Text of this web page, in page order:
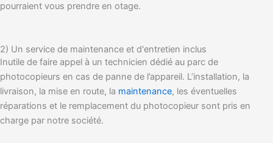
pourraient vous prendre en otage.
2) Un service de maintenance et d'entretien inclus
Inutile de faire appel à un technicien dédié au parc de
photocopieurs en cas de panne de l’appareil. L’installation, la
livraison, la mise en route, la maintenance, les éventuelles
réparations et le remplacement du photocopieur sont pris en
charge par notre société.